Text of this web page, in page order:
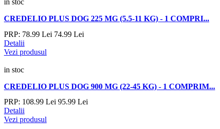
in stoc
CREDELIO PLUS DOG 225 MG (5.5-11 KG) - 1 COMPRI...
PRP: 78.99 Lei 74.99 Lei
Detalii
Vezi produsul
in stoc
CREDELIO PLUS DOG 900 MG (22-45 KG) - 1 COMPRIM...
PRP: 108.99 Lei 95.99 Lei
Detalii
Vezi produsul